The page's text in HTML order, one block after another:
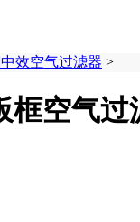
效空气过滤器 >
框空气过